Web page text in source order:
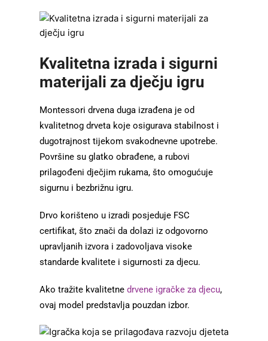
Kvalitetna izrada i sigurni
materijali za dječju igru
Montessori drvena duga izrađena je od
kvalitetnog drveta koje osigurava stabilnost i
dugotrajnost tijekom svakodnevne upotrebe.
Površine su glatko obrađene, a rubovi
prilagođeni dječjim rukama, što omogućuje
sigurnu i bezbrižnu igru.
Drvo korišteno u izradi posjeduje FSC
certifikat, što znači da dolazi iz odgovorno
upravljanih izvora i zadovoljava visoke
standarde kvalitete i sigurnosti za djecu.
Ako tražite kvalitetne drvene igračke za djecu,
ovaj model predstavlja pouzdan izbor.